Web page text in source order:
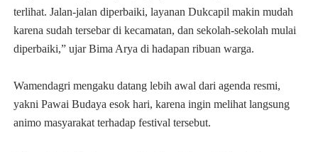
terlihat. Jalan-jalan diperbaiki, layanan Dukcapil makin mudah
karena sudah tersebar di kecamatan, dan sekolah-sekolah mulai
diperbaiki,” ujar Bima Arya di hadapan ribuan warga.
Wamendagri mengaku datang lebih awal dari agenda resmi,
yakni Pawai Budaya esok hari, karena ingin melihat langsung
animo masyarakat terhadap festival tersebut.